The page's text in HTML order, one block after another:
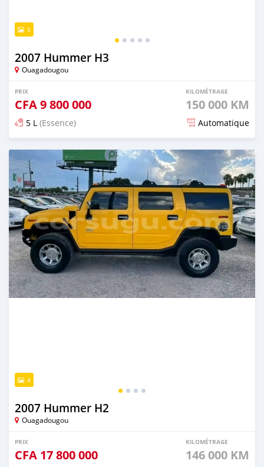
5
2007 Hummer H3
Ouagadougou
PRIX
CFA9 800 000
KILOMÉTRAGE
150 000 KM
5 L (Essence) Automatique
Publié il y a environ 3 ans
4
2007 Hummer H2
Ouagadougou
PRIX
CFA 17 800 000
KILOMÉTRAGE
146 000 KM